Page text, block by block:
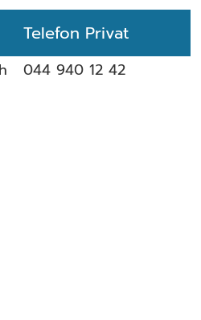
Telefon Privat
044 940 12 42